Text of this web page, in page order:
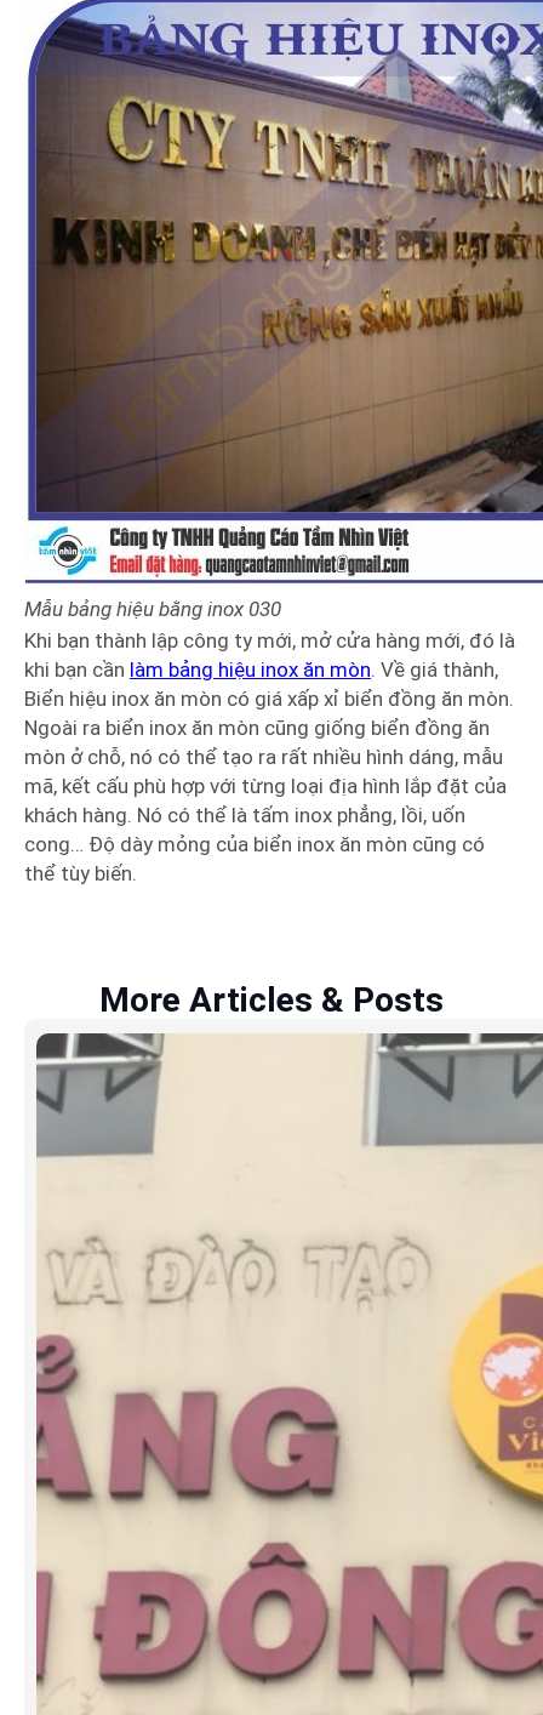
Mẫu bảng hiệu bằng inox 030
Khi bạn thành lập công ty mới, mở cửa hàng mới, đó là
khi bạn cần làm bảng hiệu inox ăn mòn. Về giá thành,
Biển hiệu inox ăn mòn có giá xấp xỉ biển đồng ăn mòn.
Ngoài ra biển inox ăn mòn cũng giống biển đồng ăn
mòn ở chỗ, nó có thể tạo ra rất nhiều hình dáng, mẫu
mã, kết cấu phù hợp với từng loại địa hình lắp đặt của
khách hàng. Nó có thể là tấm inox phẳng, lồi, uốn
cong… Độ dày mỏng của biển inox ăn mòn cũng có
thể tùy biến.
More Articles & Posts